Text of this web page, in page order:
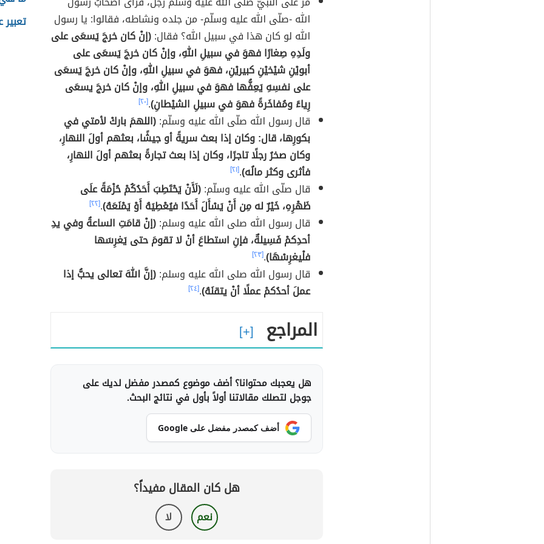
الله -صلّى الله عليه وسلّم- من جلده ونشاطه، فقالوا: يا رسول
الله لو كان هذا في سبيل الله؟ فقال:(إنْ كان خرجَ يَسعَى على
ولَدِهِ صِغارًا فهوَ في سبيلِ اللهِ، وإنْ كان خرجَ يَسعَى على
أبويْنِ شيْخيْنِ كبيريْنِ، فهوَ في سبيلِ اللهِ، وإنْ كان خرجَ يَسعَى
على نفسِهِ يَعِفُّها فهوَ في سبيلِ اللهِ، وإنْ كان خرجَ يسعَى
رِياءً ومُفاخَرةً فهوَ في سبيلِ الشيْطانِ).[٢٠]
قال رسول الله صلّى الله عليه وسلّم:(اللهمَ باركْ لأمتي في
بكورِها، قال: وكان إذا بعث سريةً أو جيشًا، بعثهم أولَ النهارِ،
وكان صخرُ رجلًا تاجرًا، وكان إذا بعث تجارةً بعثهم أولَ النهارِ،
فأثرى وكثر مالُه).[٢١]
قال صلّى الله عليه وسلّم:(لَأَنْ يَحْتَطِبَ أَحَدُكُمْ حُزْمَةً علَى
ظَهْرِهِ، خَيْرٌ له مِن أَنْ يَسْأَلَ أَحَدًا فيُعْطِيَهُ أَوْ يَمْنَعَهُ).[٢٢]
قال رسول الله صلى الله عليه وسلم:(إنْ قامَتِ الساعةُ وفي يدِ
أحدِكمْ فَسِيلةٌ، فإنِ استطاعَ أنْ لا تقومَ حتى يَغرِسَها
فلْيغرِسْهَا).[٢٣]
قال رسول الله صلى الله عليه وسلم:(إنَّ اللهَ تعالى يحبُّ إذا
عملَ أحدُكمْ عملًا أنْ يتقنَهُ).[٢٤]
المراجع
هل يعجبك محتوانا؟ أضف موضوع كمصدر مفضل لديك على
جوجل لتصلك مقالاتنا أولاً بأول في نتائج البحث.
أضف كمصدر مفضل على Google
هل كان المقال مفيداً؟
نعم لا